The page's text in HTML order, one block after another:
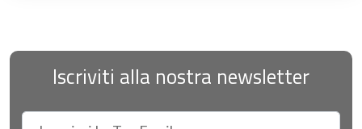
Iscriviti alla nostra newsletter